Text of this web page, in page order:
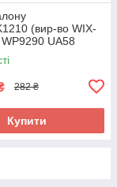
(вир-во WIX-
UA58
282 ₴
Купити